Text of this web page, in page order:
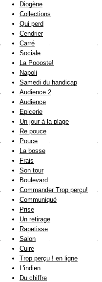
Diogène
Collections
Qui perd
Cendrier
Carré
Sociale
La Poooste!
Napoli
Samedi du handicap
Audience 2
Audience
Epicerie
Un jour à la plage
Re pouce
Pouce
La bosse
Frais
Son tour
Boulevard
Commander Trop perçu!
Communiqué
Prise
Un retirage
Rapetisse
Salon
Cuire
Trop perçu ! en ligne
L'indien
Du chiffre